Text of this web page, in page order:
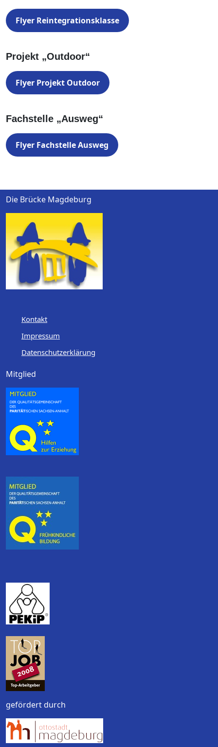
Flyer Reintegrationsklasse
Projekt „Outdoor“
Flyer Projekt Outdoor
Fachstelle „Ausweg“
Flyer Fachstelle Ausweg
Die Brücke Magdeburg
Kontakt
Impressum
Datenschutzerklärung
Mitglied
gefördert durch